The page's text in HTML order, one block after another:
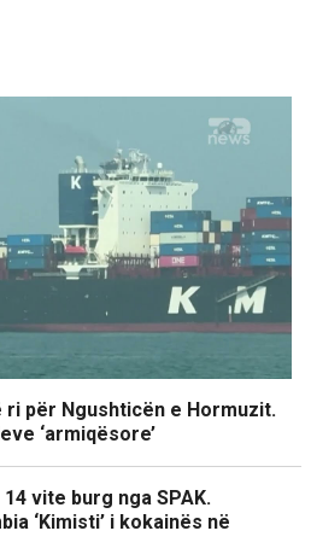
ri për Ngushticën e Hormuzit.
‘armiqësore’
vite burg nga SPAK.
‘Kimisti’ i kokainës në